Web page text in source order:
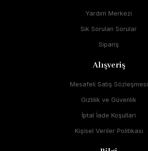
Yardım Merkezi
Sık Sorulan Sorular
Sipariş
Alışveriş
Mesafeli Satış Sözleşmesi
Gizlilik ve Güvenlik
İptal İade Koşullari
Kişisel Veriler Politikası